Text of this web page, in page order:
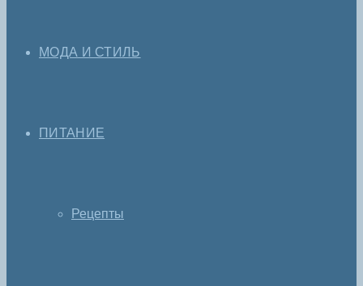
МОДА И СТИЛЬ
ПИТАНИЕ
Рецепты